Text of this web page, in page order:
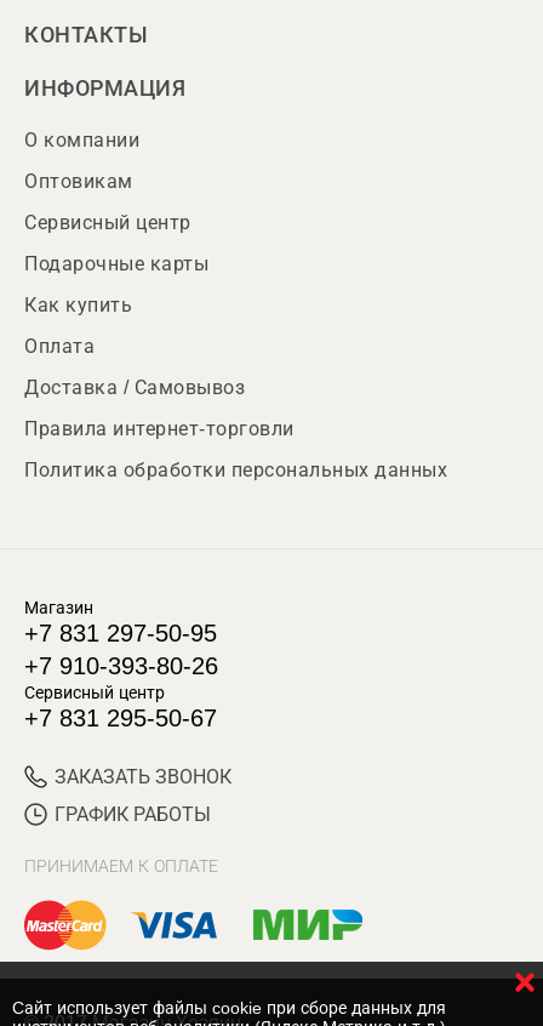
КОНТАКТЫ
ИНФОРМАЦИЯ
О компании
Оптовикам
Сервисный центр
Подарочные карты
Как купить
Оплата
Доставка / Самовывоз
Правила интернет-торговли
Политика обработки персональных данных
Магазин
+7 831 297-50-95
+7 910-393-80-26
Сервисный центр
+7 831 295-50-67
ЗАКАЗАТЬ ЗВОНОК
ГРАФИК РАБОТЫ
ПРИНИМАЕМ К ОПЛАТЕ
Cайт использует файлы cookie при сборе данных для